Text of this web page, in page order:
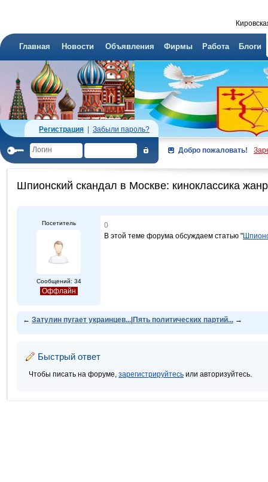
Главная Новости Объявления Фирмы Работа Блоги
Регистрация Забыли пароль?
Добро пожаловать!
Шпионский скандал в Москве: киноклассика
Посетитель
Сообщений: 34
Оффлайн
0
В этой теме форума обсуждаем статью "
← Затулин пугает украинцев... Пять политических партий... →
Быстрый ответ
Чтобы писать на форуме, зарегистрируйтесь или авторизуйтесь.